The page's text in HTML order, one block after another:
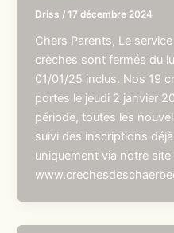
Driss /17 décembre 2024
Chers Parents, Le
crèches sont fermés du
01/01/25 inclus. Nos 19
portes le jeudi 2 janvier
période, toutes les
suivi des inscriptions
uniquement via notre site